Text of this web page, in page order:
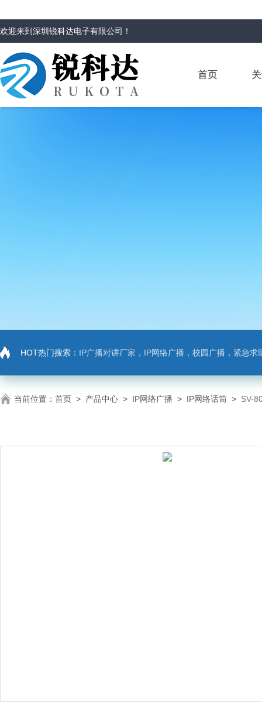
欢迎来到深圳锐科达电子有限公司 ！
首页
HOT热门搜索： IP广播对讲厂家，IP网络广播，校园广播，紧急求助，IP广播对讲系
当前位置： 首页 > 产品中心 > IP网络广播 > IP网络话筒 > SV-